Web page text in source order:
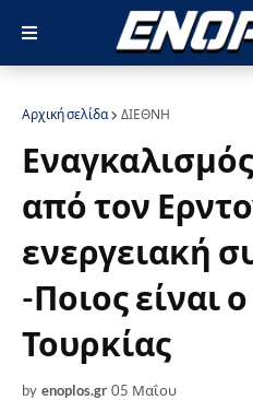
Αρχική σελίδα ΔΙΕΘΝΗ
από τον
ενεργειακή
-Ποιος είναι
Τουρκίας
by enoplos.gr 05 Μαΐου